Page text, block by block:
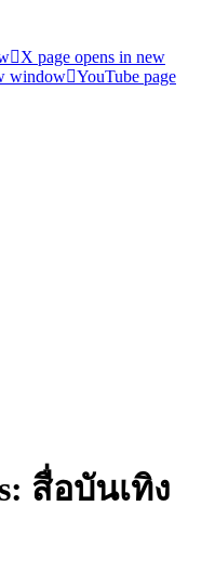
X page opens in new
window YouTube page
สื่อบันเทิง